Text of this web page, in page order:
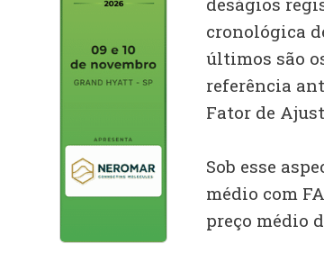
cronológica
últimos são
referência
Fator de
Sob esse
médio com
preço médio